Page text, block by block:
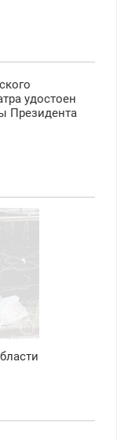
удостоен
Президента